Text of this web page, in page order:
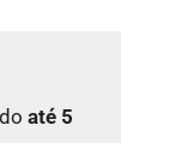
até 5